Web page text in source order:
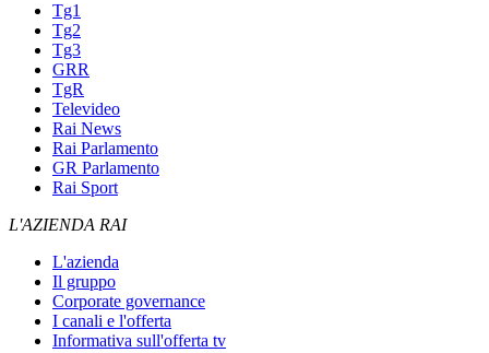
Tg1
Tg2
Tg3
GRR
TgR
Televideo
Rai News
Rai Parlamento
GR Parlamento
Rai Sport
L'AZIENDA RAI
L'azienda
Il gruppo
Corporate governance
I canali e l'offerta
Informativa sull'offerta tv